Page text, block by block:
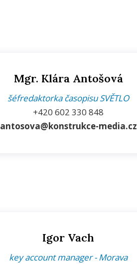
Mgr. Klára Antošová
šéfredaktorka časopisu SVĚTLO
+420 602 330 848
antosova@konstrukce-media.cz
Igor Vach
key account manager - Morava